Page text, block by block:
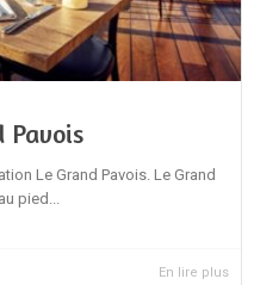
Pavois
Le Grand Pavois. Le Grand
pied...
En lire plus